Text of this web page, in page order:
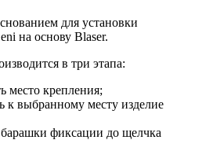
для установки
на основу Blaser.
в три этапа:
место крепления;
к выбранному месту изделие
барашки фиксации до щелчка